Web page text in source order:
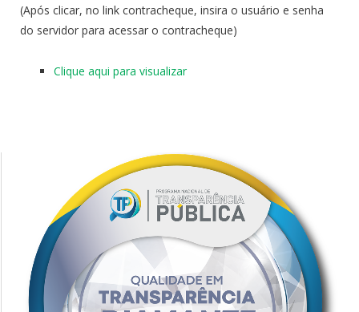
(Após clicar, no link contracheque, insira o usuário e senha
do servidor para acessar o contracheque)
Clique aqui para visualizar